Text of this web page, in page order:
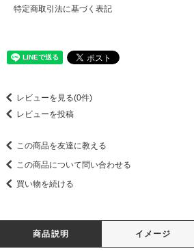
特定商取引法に基づく表記
レビューを見る(0件)
レビューを投稿
この商品を友達に教える
この商品について問い合わせる
買い物を続ける
商品説明 イメージ